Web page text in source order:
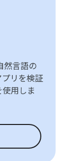
然言語の
リを検証
用しま